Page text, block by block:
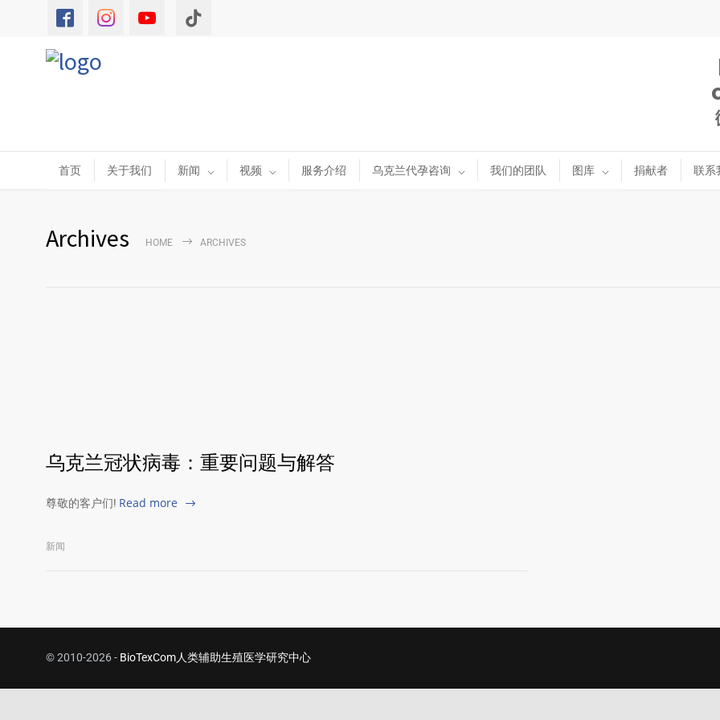
首页 关于我们 新闻 视频 服务介绍 乌克兰代孕咨询 我们的团队 图库 捐献者 联系
Archives HOME ARCHIVES
乌克兰冠状病毒：重要问题与解答
尊敬的客户们! Read more
新闻
© 2010-2026 - BioTexCom人类辅助生殖医学研究中心